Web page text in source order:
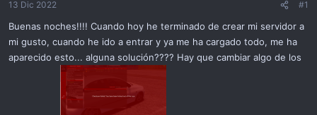
13 Dic 2022 #1
Buenas noches!!!! Cuando hoy he terminado de crear mi servidor a
mi gusto, cuando he ido a entrar y ya me ha cargado todo, me ha
aparecido esto... alguna solución???? Hay que cambiar algo de los